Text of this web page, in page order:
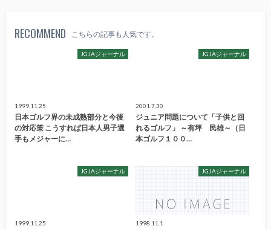
RECOMMEND こちらの記事も人気です。
JGJAジャーナル
1999.11.25
日本ゴルフ界の未成熟部分と今後
の対応策 こうすれば日本人男子選
手もメジャーに…
JGJAジャーナル
2001.7.30
ジュニア問題について「子供と回
れるゴルフ」 ～有坪 民雄～（日
本ゴルフ１００…
JGJAジャーナル
1999.11.25
JGJAジャーナル
1998.11.1